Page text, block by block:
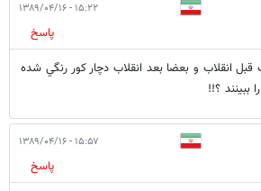
۱۵:۲۲ - ۱۳۸۹/۰۴/۱۶
پاسخ
انقلاب و بعضا بعد انقلاب دچار كور رنگي شده
ببينند ؟!!
۱۵:۵۷ - ۱۳۸۹/۰۴/۱۶
پاسخ